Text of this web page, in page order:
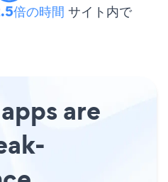
倍の時間 サイト内で
are